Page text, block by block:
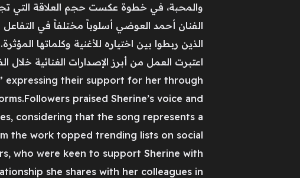
والمحبة، في خطوة عكست حجم العلاقة التي
الفنان أحمد العوضي أسلوباً مختلفاً في التفاعل
الذين ربطوا بين اختياره للأغنية وكلماتها
expressing their support for her through
praised Sherine’s voice and
considering that the song represents a
the work topped trending lists on social
who were keen to support Sherine with
she shares with her colleagues in